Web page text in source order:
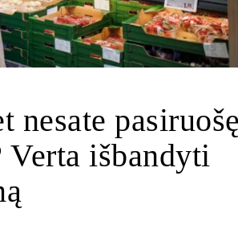
nesate pasiruošę
Verta išbandyti